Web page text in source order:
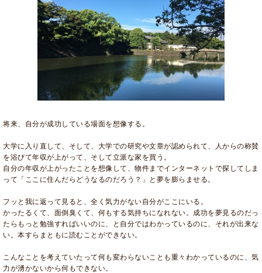
将来、自分が成功している場面を想像する。
大学に入り直して、そして、大学での研究や文章が認められて、人からの称賛
を浴びて年収が上がって、そして立派な家を買う。
自分の年収が上がったことを想像して、物件までインターネットで探してしま
って「ここに住んだらどうなるのだろう？」と夢を膨らませる。
フッと我に返って見ると、全く気力がない自分がここにいる。
かったるくて、面倒臭くて、何もする気持ちになれない。成功を夢見るのだっ
たらもっと勉強すればいいのに、と自分ではわかっているのに、それが出来な
い。本すらまともに読むことができない。
こんなことを考えていたって何も変わらないことも重々わかっているのに、気
力が湧かないから何もできない。